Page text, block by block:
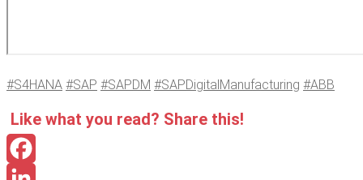
#S4HANA #SAP #SAPDM #SAP­Di­gi­tal­Ma­nu­fac­tu­ring #ABB
Like what you read? Sha­re this!